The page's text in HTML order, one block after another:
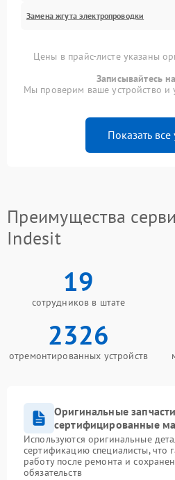
Замена жгута электропроводки
Цены в прайс-листе указаны
Записывайтесь
Мы проверим ваше устройство и
Показать все
Преимущества
Indesit
19
сотрудников в штате
2326
отремонтированных устройств
Оригинальные
сертифицированные
Используются оригинальные
сертификацию специалисты, что
работу после ремонта и
обязательств